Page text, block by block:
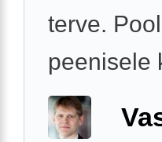
terve.
peenisele